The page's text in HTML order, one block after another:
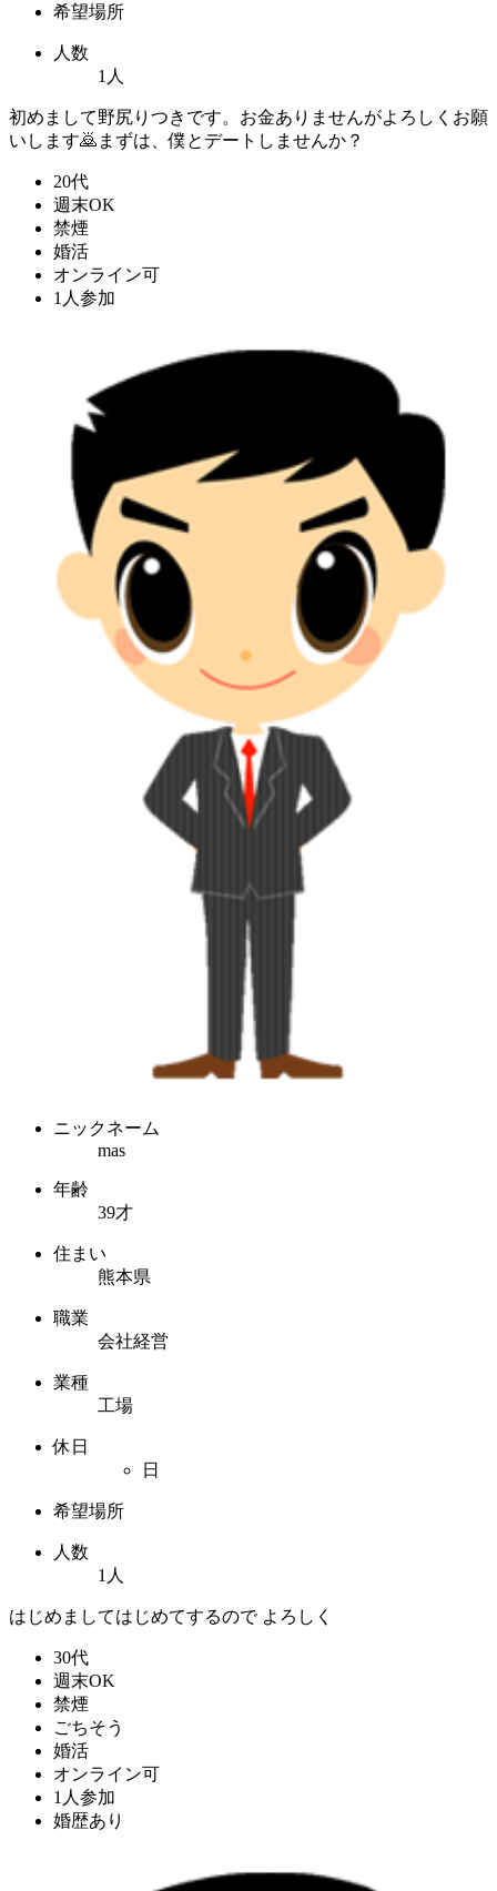
希望場所
人数
1人
初めまして野尻りつきです。お金ありませんがよろしくお願
いします🙇まずは、僕とデートしませんか？
20代
週末OK
禁煙
婚活
オンライン可
1人参加
ニックネーム
mas
年齢
39才
住まい
熊本県
職業
会社経営
業種
工場
休日
日
希望場所
人数
1人
はじめましてはじめてするので よろしく
30代
週末OK
禁煙
ごちそう
婚活
オンライン可
1人参加
婚歴あり